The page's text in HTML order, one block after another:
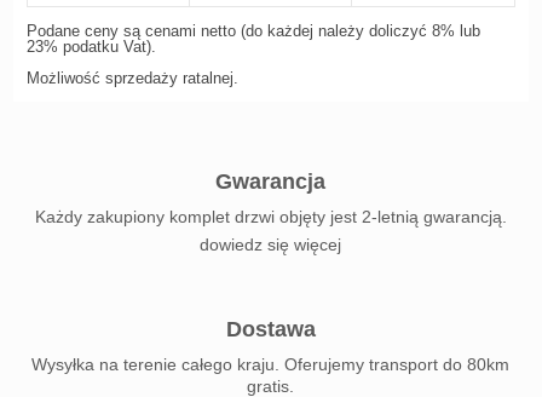
Podane ceny są cenami netto (do każdej należy doliczyć 8% lub
23% podatku Vat).
Możliwość sprzedaży ratalnej.
Gwarancja
Każdy zakupiony komplet drzwi objęty jest 2-letnią gwarancją.
dowiedz się więcej
Dostawa
Wysyłka na terenie całego kraju. Oferujemy transport do 80km
gratis.